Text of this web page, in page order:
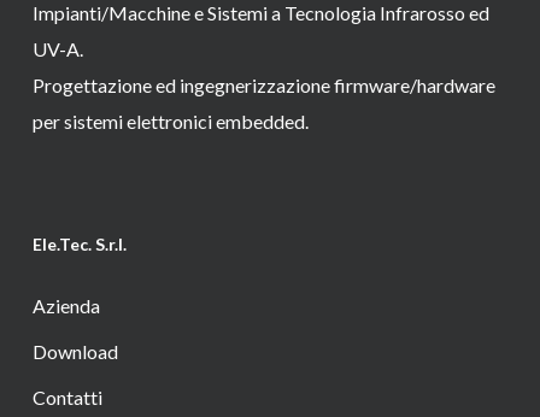
Impianti/Macchine e Sistemi a Tecnologia Infrarosso ed
UV-A.
Progettazione ed ingegnerizzazione firmware/hardware
per sistemi elettronici embedded.
Ele.Tec. S.r.l.
Azienda
Download
Contatti